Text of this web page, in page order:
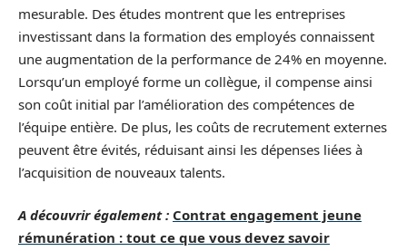
mesurable. Des études montrent que les entreprises
investissant dans la formation des employés connaissent
une augmentation de la performance de 24% en moyenne.
Lorsqu’un employé forme un collègue, il compense ainsi
son coût initial par l’amélioration des compétences de
l’équipe entière. De plus, les coûts de recrutement externes
peuvent être évités, réduisant ainsi les dépenses liées à
l’acquisition de nouveaux talents.
A découvrir également : Contrat engagement jeune
rémunération : tout ce que vous devez savoir